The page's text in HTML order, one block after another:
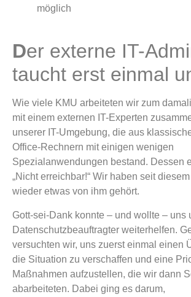
möglich
Der externe IT-
taucht erst einmal
Wie viele KMU arbeiteten wir zum
mit einem externen IT-Experten
unserer IT-Umgebung, die aus
Office-Rechnern mit einigen wenigen
Spezialanwendungen bestand. Dessen
„Nicht erreichbar!“ Wir haben seit
wieder etwas von ihm gehört.
Gott-sei-Dank konnte – und wollte – uns
Datenschutzbeauftragter weiterhelfen.
versuchten wir, uns zuerst einmal einen
die Situation zu verschaffen und eine
Maßnahmen aufzustellen, die wir dann
abarbeiteten. Dabei ging es darum,